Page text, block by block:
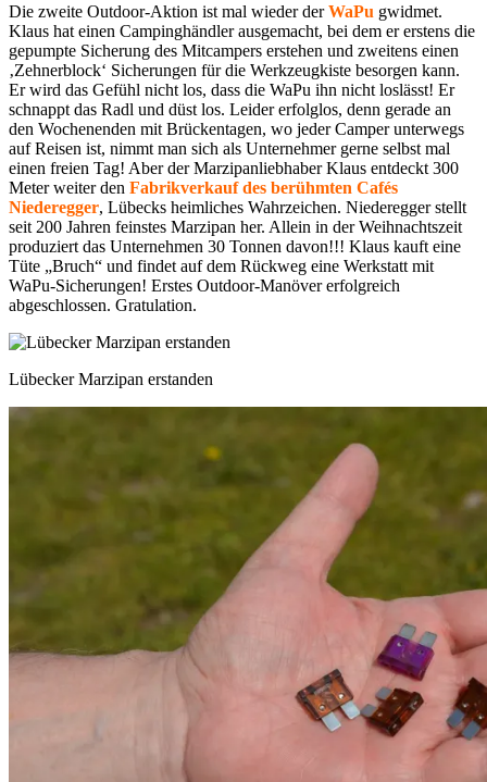
Die zweite Outdoor-Aktion ist mal wieder derWaPu gwidmet.
Klaus hat einen Campinghändler ausgemacht, bei dem er erstens die
gepumpte Sicherung des Mitcampers erstehen und zweitens einen
‚Zehnerblock‘ Sicherungen für die Werkzeugkiste besorgen kann.
Er wird das Gefühl nicht los, dass die WaPu ihn nicht loslässt! Er
schnappt das Radl und düst los. Leider erfolglos, denn gerade an
den Wochenenden mit Brückentagen, wo jeder Camper unterwegs
auf Reisen ist, nimmt man sich als Unternehmer gerne selbst mal
einen freien Tag! Aber der Marzipanliebhaber Klaus entdeckt 300
Meter weiter den Fabrikverkauf des berühmten Cafés
Niederegger, Lübecks heimliches Wahrzeichen. Niederegger stellt
seit 200 Jahren feinstes Marzipan her. Allein in der Weihnachtszeit
produziert das Unternehmen 30 Tonnen davon!!! Klaus kauft eine
Tüte „Bruch“ und findet auf dem Rückweg eine Werkstatt mit
WaPu-Sicherungen! Erstes Outdoor-Manöver erfolgreich
abgeschlossen. Gratulation.
Lübecker Marzipan erstanden